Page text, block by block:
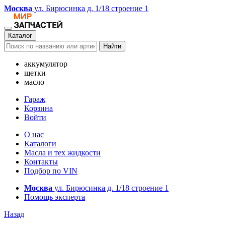
Москва ул. Бирюсинка д. 1/18 строение 1
Каталог
Найти
аккумулятор
щетки
масло
Гараж
Корзина
Войти
О нас
Каталоги
Масла и тех жидкости
Контакты
Подбор по VIN
Москва ул. Бирюсинка д. 1/18 строение 1
Помощь эксперта
Назад